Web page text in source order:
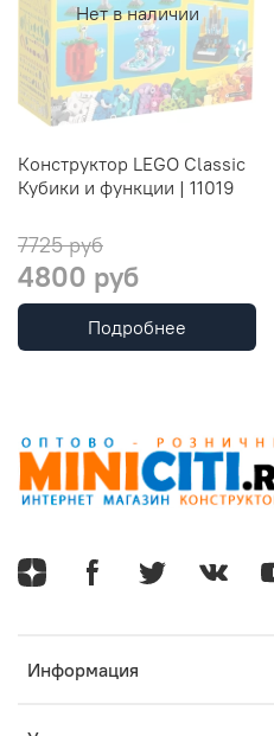
Нет в наличии
Конструктор LEGO Classic
Кубики и функции | 11019
7725 руб
4800 руб
Подробнее
Информация